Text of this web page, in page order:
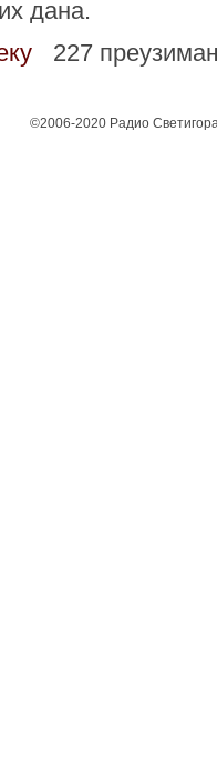
дана.
227
©2006-2020 Радио